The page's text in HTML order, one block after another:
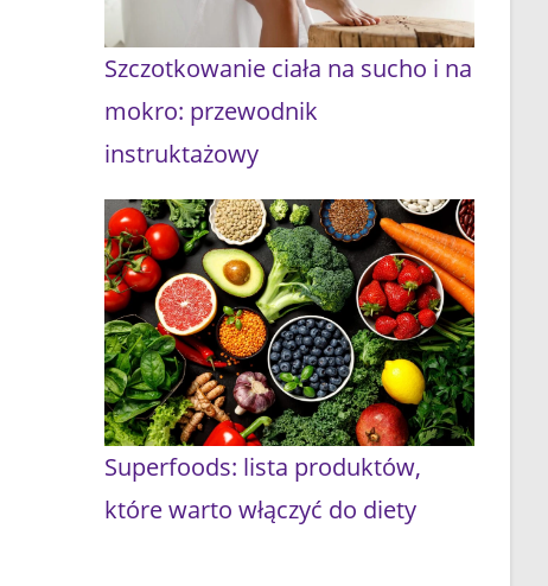
Szczotkowanie ciała na sucho i na
mokro: przewodnik
instruktażowy
Superfoods: lista produktów,
które warto włączyć do diety